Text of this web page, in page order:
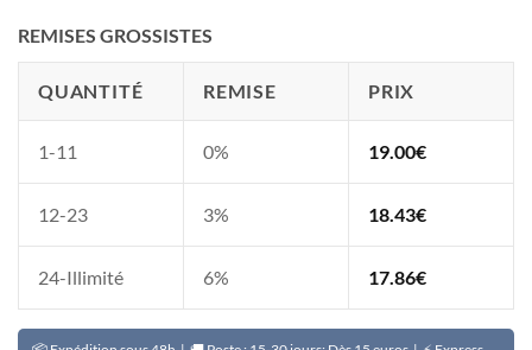
basé sur
REMISES GROSSISTES
QUANTITÉ REMISE PRIX
1-11 0% 19.00€
12-23 3% 18.43€
24-Illimité 6% 17.86€